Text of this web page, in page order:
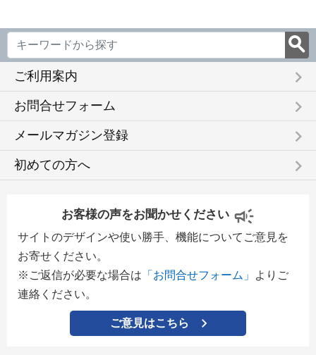
ご利用案内 keyboard_arrow_right
お問合せフォーム keyboard_arrow_right
メールマガジン登録 keyboard_arrow_right
初めての方へ keyboard_arrow_right
お客様の声をお聞かせください
サイトのデザインや使い勝手、機能についてご意見を
お寄せください。
※ご返信が必要な場合は 「お問合せフォーム」
よりご
連絡ください。
ご意見はこちら